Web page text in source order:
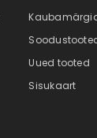
Uued tooted
Sisukaart